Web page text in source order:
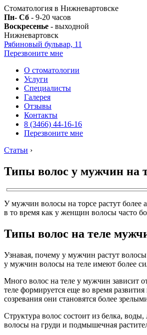
Стоматология в Нижневартовске
Пн- Сб - 9-20 часов
Воскресенье - выходной
Нижневартовск
Рябиновый бульвар, 11
Перезвоните мне
О стоматологии
Услуги
Специалисты
Галерея
Отзывы
Контакты
8 (3466) 44-16-16
Перезвоните мне
Статьи ›
Типы волос у мужчин на
У мужчин волосы на торсе растут
в то время как у женщин волосы часто
Типы волос на теле
Узнавая, почему у мужчин растут
у мужчин волосы на теле имеют более
Много волос на теле у мужчин зависит
теле формируется еще во время
созревания они становятся более
Структура волос состоит из белка,
волосы на груди и подмышечная